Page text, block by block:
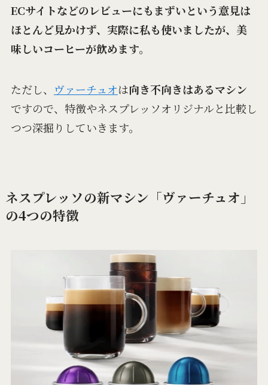
ECサイトなどのレビューにもまずいという意見は
ほとんど見かけず、実際に私も使いましたが、美
味しいコーヒーが飲めます。
ただし、 ヴァーチュオは向き不向きはあるマシン
ですので、特徴やネスプレッソオリジナルと比較し
つつ深掘りしていきます。
ネスプレッソの新マシン「ヴァーチュオ」
の4つの特徴